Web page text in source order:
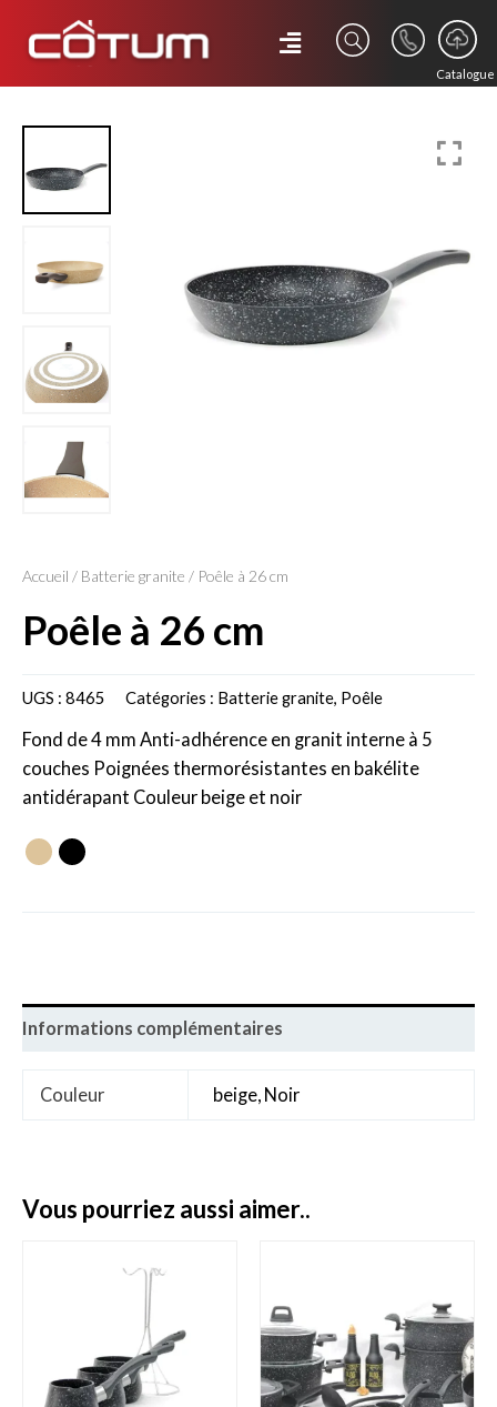
Catalogue
Accueil / Batterie granite / Poêle à 26 cm
poêle à 26 cm
UGS : 8465 Catégories : Batterie granite, Poêle
Fond de 4 mm Anti-adhérence en granit interne à 5
couches Poignées thermorésistantes en bakélite
antidérapant Couleur beige et noir
Informations complémentaires
Couleur beige, Noir
vous pourriez aussi aimer..